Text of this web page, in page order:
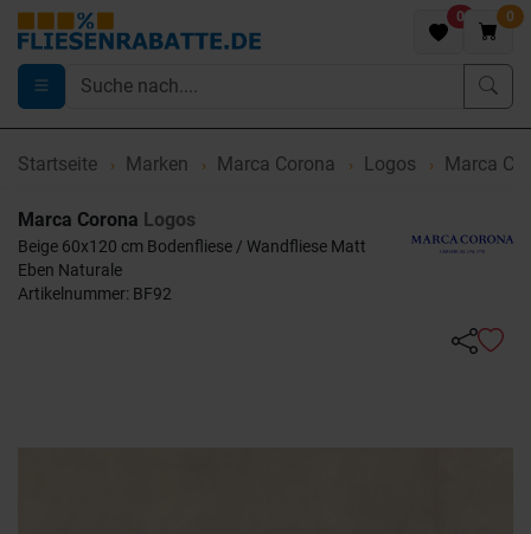
0 0
Startseite Marken Marca Corona Logos Marca
Marca Corona Logos
Beige 60x120 cm Bodenfliese / Wandfliese Matt
Eben Naturale
Artikelnummer: BF92